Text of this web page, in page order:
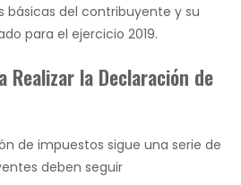
básicas del contribuyente y su
para el ejercicio 2019.
Realizar la Declaración de
de impuestos sigue una serie de
deben seguir